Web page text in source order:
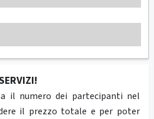
il numero dei partecipanti nel
il prezzo totale e per poter